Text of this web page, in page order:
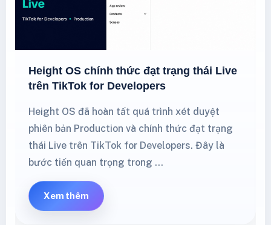
Height OS chính thức đạt trạng thái Live
trên TikTok for Developers
Height OS đã hoàn tất quá trình xét duyệt
phiên bản Production và chính thức đạt trạng
thái Live trên TikTok for Developers. Đây là
bước tiến quan trọng trong …
Xem thêm